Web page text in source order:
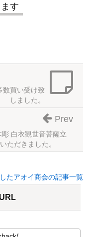
す
数買い受け致
しました。
白衣観世音菩薩立
ただきました。
Prev
たアオイ商会の記事一覧